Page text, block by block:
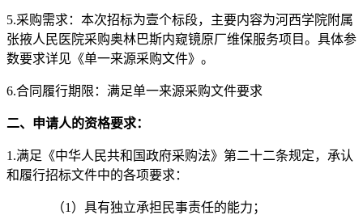
5.采购需求：本次招标为壹个标段， 主要内容为河西学院附属
张掖人民医院采购奥林巴斯内窥镜原厂维保服务项目。 具体参
数要求详见《单一来源采购文件》。
6.合同履行期限：满足单一来源采购文件要求
二、申请人的资格要求：
1 .满足《中华人民共和国政府采购法》第二十二条规定，承认
和履行招标文件中的各项要求：
（1）具有独立承担民事责任的能力；